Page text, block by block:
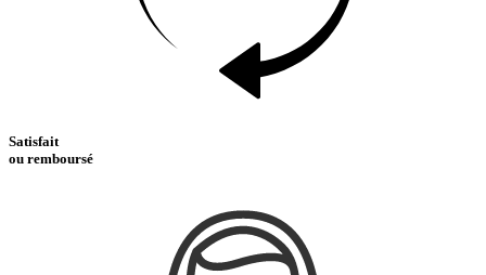
Satisfait
ou remboursé